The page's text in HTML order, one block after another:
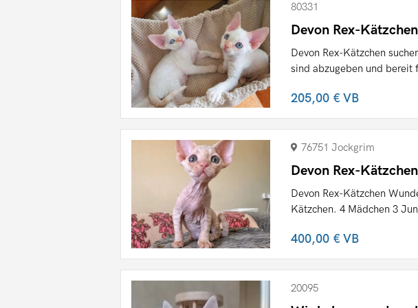
80331
Devon Rex-
Devon Rex-Kätzchen
sind abzugeben und bereit
205,00 €VB
76751 Jockgrim
Devon Rex-Kätzchen
Devon Rex-Kätzchen
Kätzchen. 4 Mädchen 3
400,00 €VB
20095